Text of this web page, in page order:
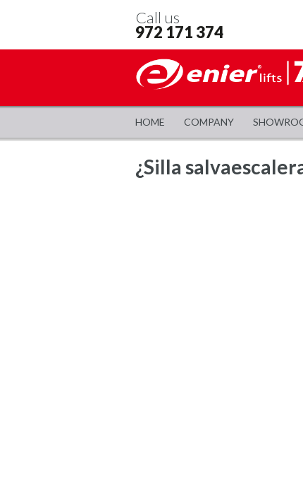
Call us
972 171 374
HOME COMPANY
¿Silla